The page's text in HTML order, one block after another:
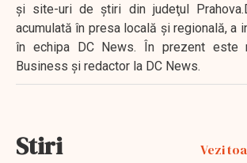
şi site-uri de ştiri din judeţul
acumulată în presa locală şi regională, a
în echipa DC News. În prezent este
Business şi redactor la DC News.
Stiri Vezi